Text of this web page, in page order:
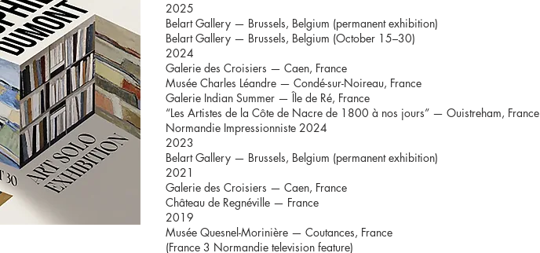
2025
Belart Gallery — Brussels, Belgium (permanent exhibition)
Belart Gallery — Brussels, Belgium (October 15–30)
2024
Galerie des Croisiers — Caen, France
Musée Charles Léandre — Condé-sur-Noireau, France
Galerie Indian Summer — Île de Ré, France
“Les Artistes de la Côte de Nacre de 1800 à nos jours” — Ouistreham, France
Normandie Impressionniste 2024
2023
Belart Gallery — Brussels, Belgium (permanent exhibition)
2021
Galerie des Croisiers — Caen, France
Château de Regnéville — France
2019
Musée Quesnel-Morinière — Coutances, France
(France 3 Normandie television feature)